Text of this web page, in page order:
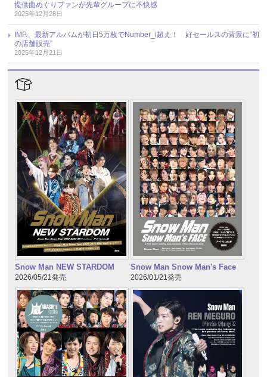
提供曲めぐりファンが先輩グループに不快感
2025年12月28日
IMP.、最新アルバムが初日5万枚でNumber_i超え！ 好セールスの背景に“初
の店舗販売”
2025年12月21日
Snow Man NEW STARDOM
2026/05/21発売
Snow Man Snow Man's Face
2026/01/21発売